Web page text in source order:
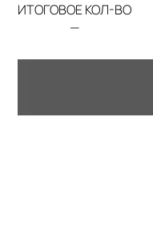
ИТОГОВОЕ КОЛ-ВО
—